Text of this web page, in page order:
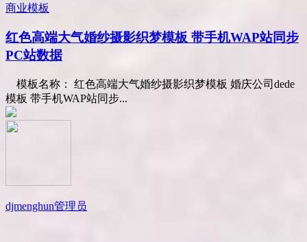
商业模板
红色高端大气婚纱摄影织梦模板 带手机WAP站同步
PC站数据
模板名称： 红色高端大气婚纱摄影织梦模板 婚庆公司dede
模板 带手机WAP站同步...
djmenghun管理员